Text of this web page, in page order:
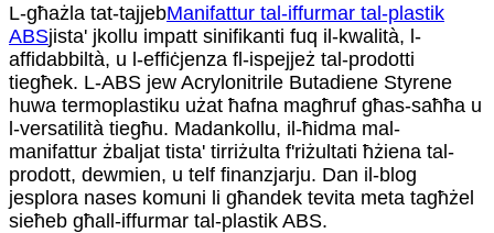
L-għażla tat-tajjebManifattur tal-iffurmar tal-plastik
ABSjista' jkollu impatt sinifikanti fuq il-kwalità, l-
affidabbiltà, u l-effiċjenza fl-ispejjeż tal-prodotti
tiegħek. L-ABS jew Acrylonitrile Butadiene Styrene
huwa termoplastiku użat ħafna magħruf għas-saħħa u
l-versatilità tiegħu. Madankollu, il-ħidma mal-
manifattur żbaljat tista' tirriżulta f'riżultati ħżiena tal-
prodott, dewmien, u telf finanzjarju. Dan il-blog
jesplora nases komuni li għandek tevita meta tagħżel
sieħeb għall-iffurmar tal-plastik ABS.